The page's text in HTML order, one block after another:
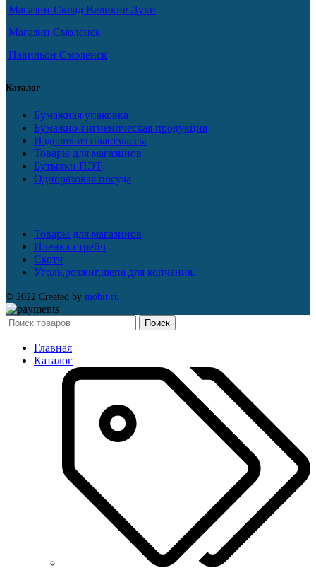
Магазин-Склад Великие Луки
Магазин Смоленск
Павильон Смоленск
Каталог
Бумажная упаковка
Бумажно-гигиеническая продукция
Изделия из пластмассы
Товары для магазинов
Бутылки ПЭТ
Одноразовая посуда
Товары для магазинов
Пленка-стрейч
Скотч
Уголь,розжиг,щепа для копчения.
© 2022 Created by mobit.ru
Поиск
Главная
Каталог